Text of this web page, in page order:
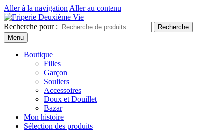
Aller à la navigation Aller au contenu
Recherche pour :
Recherche
Menu
Boutique
Filles
Garçon
Souliers
Accessoires
Doux et Douillet
Bazar
Mon histoire
Sélection des produits